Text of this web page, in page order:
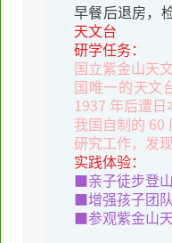
早餐后退房，
天文台
研学任务：
国立紫金山天
国唯一的天文
1937 年后遭
我国自制的 60
研究工作，发
实践体验：
■亲子徒步登
■增强孩子团
■参观紫金山